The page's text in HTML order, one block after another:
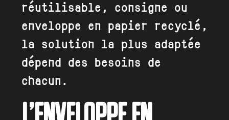
réutilisable, consigne ou
enveloppe en papier recyclé,
la solution la plus adaptée
dépend des besoins de
chacun.